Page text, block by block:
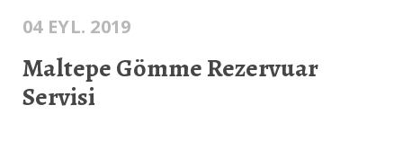
04 EYL. 2019
Maltepe Gömme Rezervuar
Servisi